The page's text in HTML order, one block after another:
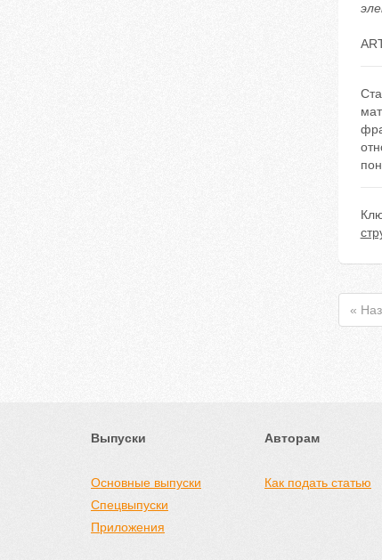
«
Выпуски
Основные выпуски
Спецвыпуски
Приложения
Авторам
Как подать статью